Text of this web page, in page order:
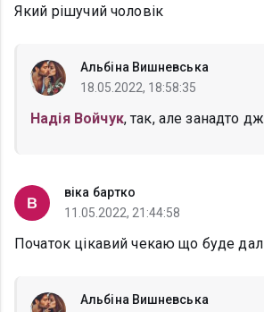
Який рішучий чоловік
Альбіна Вишневська
18.05.2022, 18:58:35
Надія Войчук, так, але занадто
віка бартко
11.05.2022, 21:44:58
Початок цікавий чекаю що буде
Альбіна Вишневська